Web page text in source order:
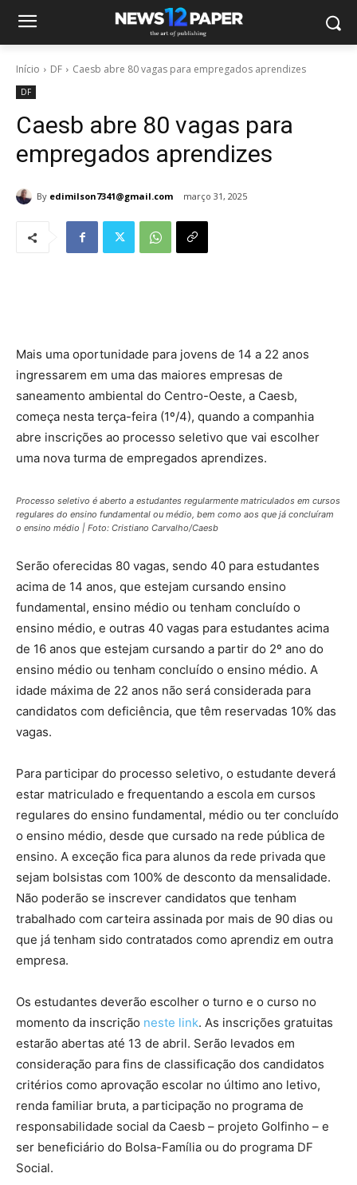
Início DF Caesb abre 80 vagas para empregados aprendizes
DF
Caesb abre 80 vagas para
empregados aprendizes
By edimilson7341@gmail.com março 31, 2025
Mais uma oportunidade para jovens de 14 a 22 anos
ingressarem em uma das maiores empresas de
saneamento ambiental do Centro-Oeste, a Caesb,
começa nesta terça-feira (1º/4), quando a companhia
abre inscrições ao processo seletivo que vai escolher
uma nova turma de empregados aprendizes.
Processo seletivo é aberto a estudantes regularmente matriculados em cursos
regulares do ensino fundamental ou médio, bem como aos que já concluíram
o ensino médio | Foto: Cristiano Carvalho/Caesb
Serão oferecidas 80 vagas, sendo 40 para estudantes
acima de 14 anos, que estejam cursando ensino
fundamental, ensino médio ou tenham concluído o
ensino médio, e outras 40 vagas para estudantes acima
de 16 anos que estejam cursando a partir do 2º ano do
ensino médio ou tenham concluído o ensino médio. A
idade máxima de 22 anos não será considerada para
candidatos com deficiência, que têm reservadas 10% das
vagas.
Para participar do processo seletivo, o estudante deverá
estar matriculado e frequentando a escola em cursos
regulares do ensino fundamental, médio ou ter concluído
o ensino médio, desde que cursado na rede pública de
ensino. A exceção fica para alunos da rede privada que
sejam bolsistas com 100% de desconto da mensalidade.
Não poderão se inscrever candidatos que tenham
trabalhado com carteira assinada por mais de 90 dias ou
que já tenham sido contratados como aprendiz em outra
empresa.
Os estudantes deverão escolher o turno e o curso no
momento da inscrição neste link. As inscrições gratuitas
estarão abertas até 13 de abril. Serão levados em
consideração para fins de classificação dos candidatos
critérios como aprovação escolar no último ano letivo,
renda familiar bruta, a participação no programa de
responsabilidade social da Caesb – projeto Golfinho – e
ser beneficiário do Bolsa-Família ou do programa DF
Social.